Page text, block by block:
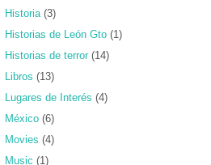
Historia(3)
Historias de León Gto (1)
Historias de terror (14)
Libros (13)
Lugares de Interés (4)
México (6)
Movies (4)
Music (1)